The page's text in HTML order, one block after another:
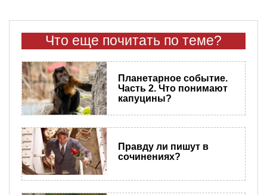
Что еще почитать по теме?
Планетарное событие.
Часть 2. Что понимают
капуцины?
Правду ли пишут в
сочинениях?